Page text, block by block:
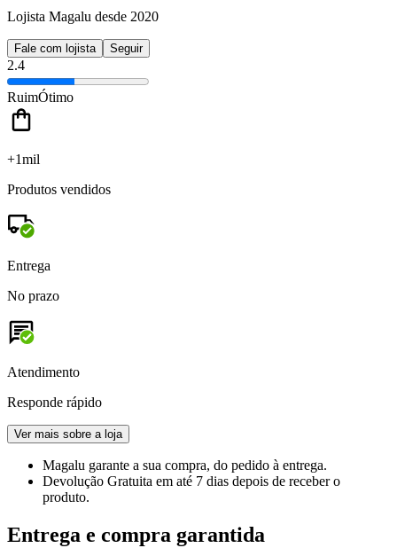
Lojista Magalu desde 2020
Fale com lojista Seguir
2.4
RuimÓtimo
+1mil
Produtos vendidos
Entrega
No prazo
Atendimento
Responde rápido
Ver mais sobre a loja
Magalu garante a sua compra, do pedido à entrega.
Devolução Gratuita em até 7 dias depois de receber o
produto.
Entrega e compra garantida